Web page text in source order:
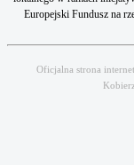
Europejski Fundusz na
Oficjalna strona